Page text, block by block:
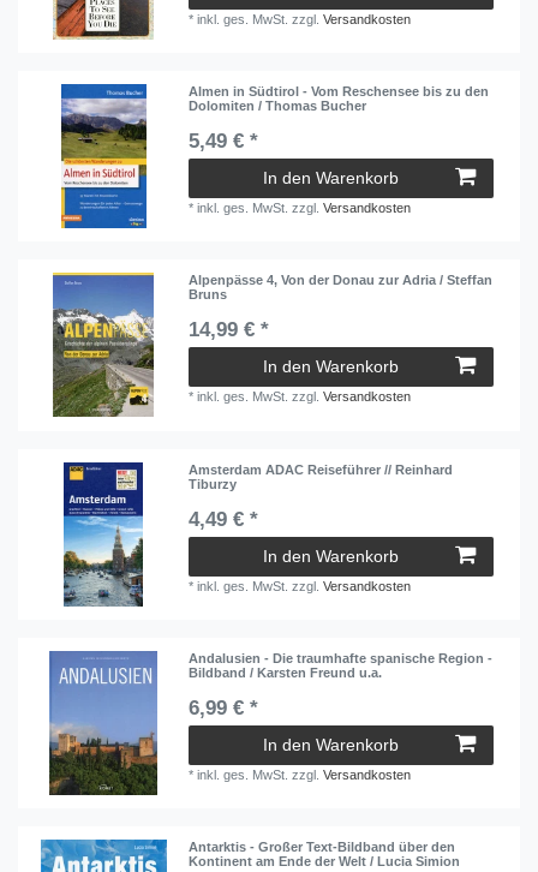
*inkl. ges. MwSt. zzgl.Versandkosten
Almen in Südtirol - Vom Reschensee bis zu den
Dolomiten / Thomas Bucher
5,49 € *
In den Warenkorb
*inkl. ges. MwSt. zzgl.Versandkosten
Alpenpässe 4, Von der Donau zur Adria / Steffan
Bruns
14,99 € *
In den Warenkorb
*inkl. ges. MwSt. zzgl.Versandkosten
Amsterdam ADAC Reiseführer // Reinhard
Tiburzy
4,49 € *
In den Warenkorb
*inkl. ges. MwSt. zzgl.Versandkosten
Andalusien - Die traumhafte spanische Region -
Bildband / Karsten Freund u.a.
6,99 € *
In den Warenkorb
*inkl. ges. MwSt. zzgl.Versandkosten
Antarktis - Großer Text-Bildband über den
Kontinent am Ende der Welt / Lucia Simion